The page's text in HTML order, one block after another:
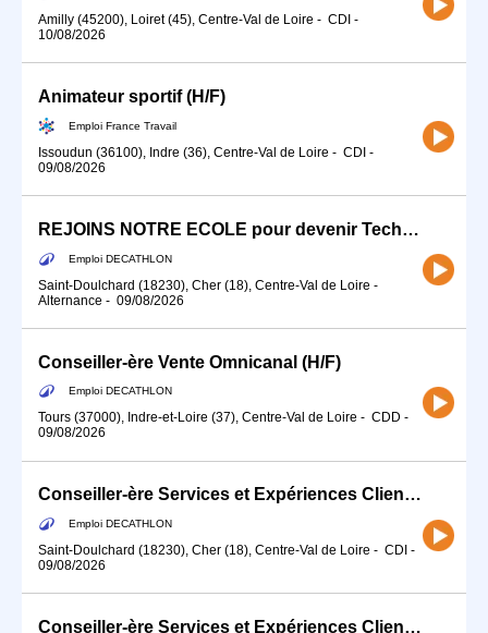
Amilly (45200), Loiret (45), Centre-Val de Loire - CDI -
10/08/2026
Animateur sportif (H/F)
Emploi France Travail
Issoudun (36100), Indre (36), Centre-Val de Loire - CDI -
09/08/2026
REJOINS NOTRE ECOLE pour devenir Technicien-ne Atelier
Emploi DECATHLON
Saint-Doulchard (18230), Cher (18), Centre-Val de Loire -
Alternance - 09/08/2026
Conseiller-ère Vente Omnicanal (H/F)
Emploi DECATHLON
Tours (37000), Indre-et-Loire (37), Centre-Val de Loire - CDD -
09/08/2026
Conseiller-ère Services et Expériences Client (H/F) - Temps partiel
Emploi DECATHLON
Saint-Doulchard (18230), Cher (18), Centre-Val de Loire - CDI -
09/08/2026
Conseiller-ère Services et Expériences Client (H/F)